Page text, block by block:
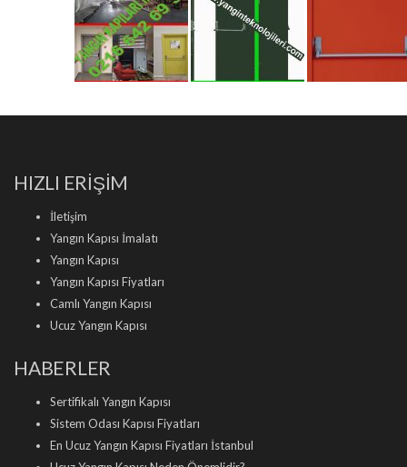
HIZLI ERİŞİM
İletişim
Yangın Kapısı İmalatı
Yangın Kapısı
Yangın Kapısı Fiyatları
Camlı Yangın Kapısı
Ucuz Yangın Kapısı
HABERLER
Sertifikalı Yangın Kapısı
Sistem Odası Kapısı Fiyatları
En Ucuz Yangın Kapısı Fiyatları İstanbul